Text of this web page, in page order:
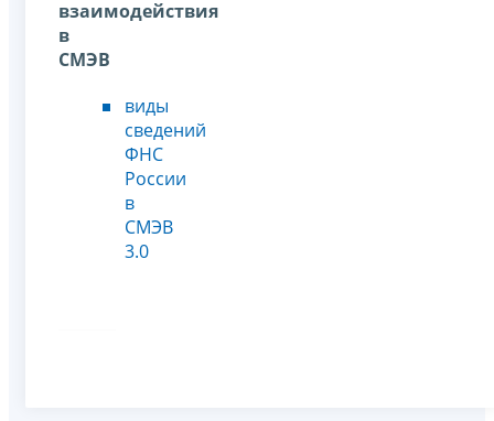
взаимодействия
в
СМЭВ
виды
сведений
ФНС
России
в
СМЭВ
3.0